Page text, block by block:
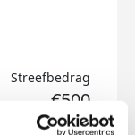
Streefbedrag
€500